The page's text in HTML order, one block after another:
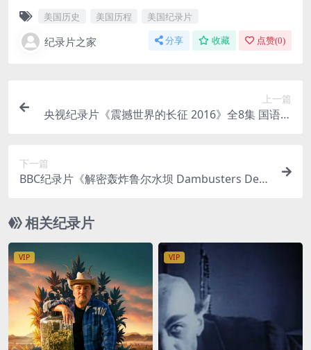
美国历史 美国历程 美国纪录片
纪录片之家 分享 收藏 点赞(0)
上一篇
央视纪录片《震撼世界的长征 2016》全8集 国语中
下一篇
BBC纪录片《解密轰炸鲁尔水坝 Dambusters Decl
战炸弹技术
相关纪录片
VIP VIP